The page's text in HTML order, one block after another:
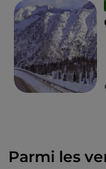
Parmi les